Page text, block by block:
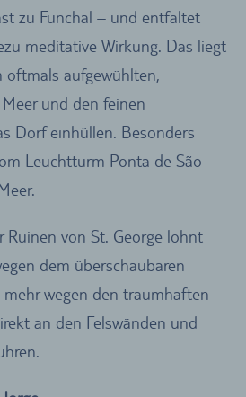
zu Funchal – und entfaltet
meditative Wirkung. Das liegt
aufgewühlten,
und den feinen
Dorf einhüllen. Besonders
Leuchtturm Ponta de São
Ruinen von St. George lohnt
dem überschaubaren
wegen den traumhaften
an den Felswänden und